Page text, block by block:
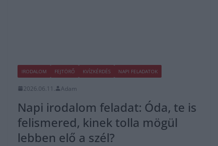
IRODALOM FEJTÖRŐ KVÍZKÉRDÉS NAPI FELADATOK
2026.06.11. Adam
Napi irodalom feladat: Óda, te is
felismered, kinek tolla mögül
lebben elő a szél?